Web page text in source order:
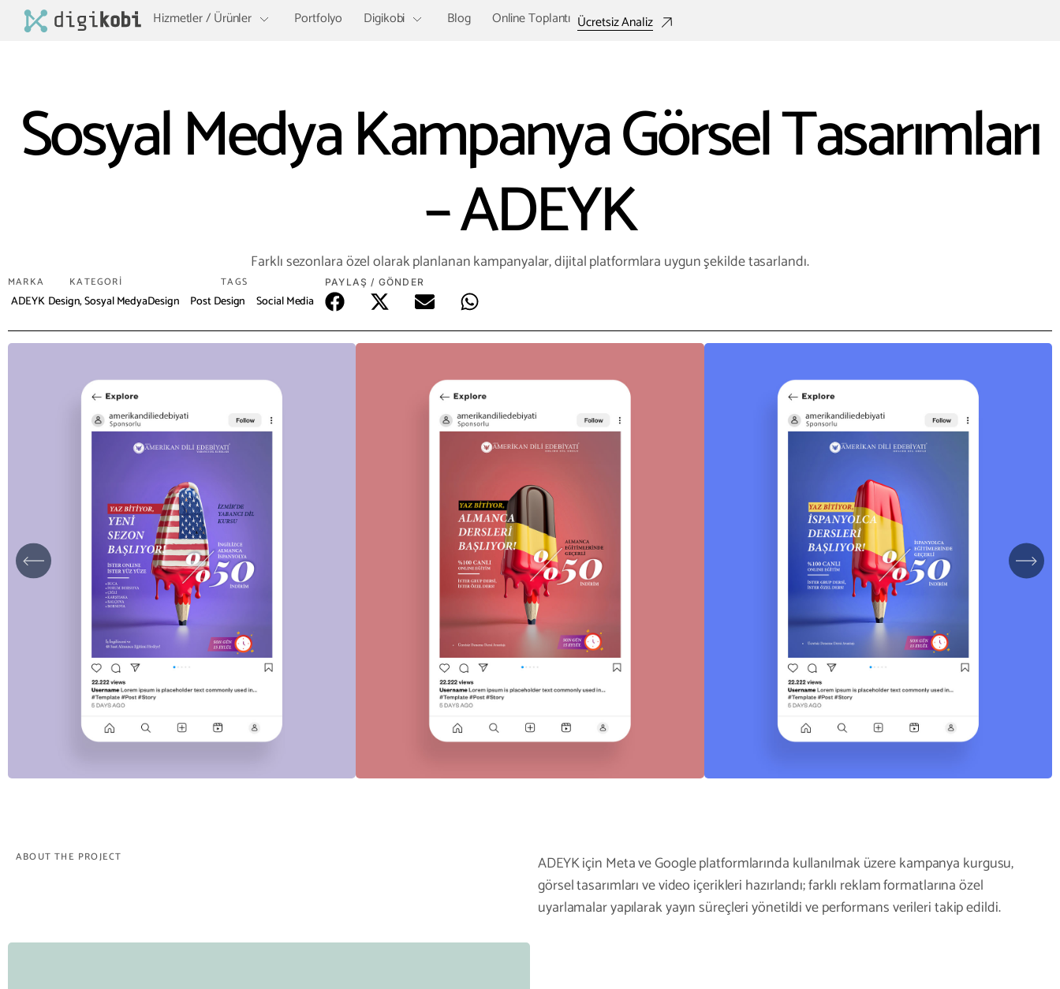
Hizmetler / Ürünler Portfolyo Digikobi Blog Online Toplantı Ücretsiz Analiz
Sosyal Medya Kampanya Görsel Tasarımları
– ADEYK
Farklı sezonlara özel olarak planlanan kampanyalar, dijital platformlara uygun şekilde tasarlandı.
MARKA
ADEYK
KATEGORI
Design,Sosyal Medya
TAGS
Design Post Design Social Media
PAYLAŞ / GÖNDER
ABOUT THE PROJECT
ADEYK için Meta ve Google platformlarında kullanılmak üzere kampanya kurgusu,
görsel tasarımları ve video içerikleri hazırlandı; farklı reklam formatlarına özel
uyarlamalar yapılarak yayın süreçleri yönetildi ve performans verileri takip edildi.